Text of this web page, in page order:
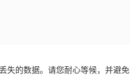
失的数据。请您耐心等候，并避